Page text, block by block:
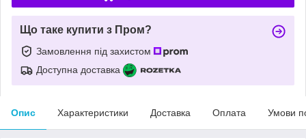
Що таке купити з Пром?
Замовлення під захистом
Доступна доставка
Опис Характеристики Доставка Оплата Умови